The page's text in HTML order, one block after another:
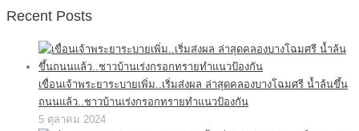
Recent Posts
เขื่อนเจ้าพระยาระบายเพิ่ม..เริ่มส่งผล ล่าสุดคลองบางโฉมศรี น้ำล้นขึ้น
ถนนแล้ว..ชาวบ้านเร่งกรอกทรายทำแนวป้องกัน
5 ตุลาคม 2024